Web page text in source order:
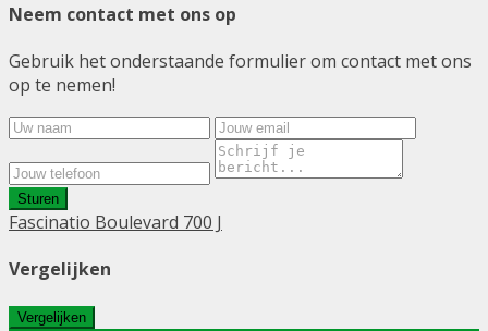
Neem contact met ons op
Gebruik het onderstaande formulier om contact met ons
op te nemen!
Sturen
Fascinatio Boulevard 700 J
Vergelijken
Vergelijken